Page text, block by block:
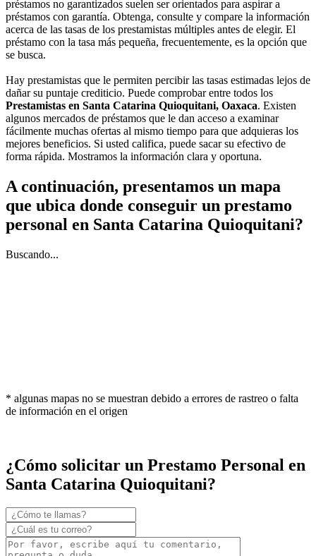
préstamos no garantizados suelen ser orientados para aspirar a
préstamos con garantía. Obtenga, consulte y compare la información
acerca de las tasas de los prestamistas múltiples antes de elegir. El
préstamo con la tasa más pequeña, frecuentemente, es la opción que
se busca.
Hay prestamistas que le permiten percibir las tasas estimadas lejos de
dañar su puntaje crediticio. Puede comprobar entre todos los
Prestamistas en Santa Catarina Quioquitani, Oaxaca. Existen
algunos mercados de préstamos que le dan acceso a examinar
fácilmente muchas ofertas al mismo tiempo para que adquieras los
mejores beneficios. Si usted califica, puede sacar su efectivo de
forma rápida. Mostramos la información clara y oportuna.
A continuación, presentamos un mapa
que ubica donde conseguir un prestamo
personal en Santa Catarina Quioquitani?
Buscando...
* algunas mapas no se muestran debido a errores de rastreo o falta
de información en el origen
¿Cómo solicitar un Prestamo Personal en
Santa Catarina Quioquitani?